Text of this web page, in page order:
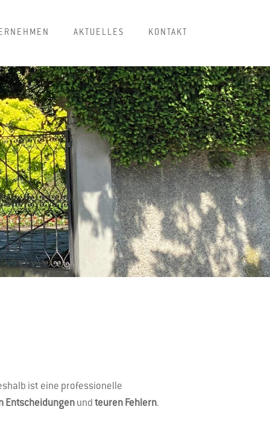
AKTUELLES KONTAKT
ist eine professionelle
Entscheidungen und teuren Fehlern.